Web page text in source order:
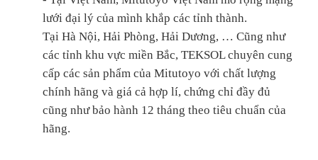
lưới đại lý của mình khắp các tỉnh thành.
Tại Hà Nội, Hải Phòng, Hải Dương, … Cũng như
các tỉnh khu vực miền Bắc, TEKSOL chuyên cung
cấp các sản phẩm của Mitutoyo với chất lượng
chính hãng và giá cả hợp lí, chứng chỉ đầy đủ
cũng như bảo hành 12 tháng theo tiêu chuẩn của
hãng.